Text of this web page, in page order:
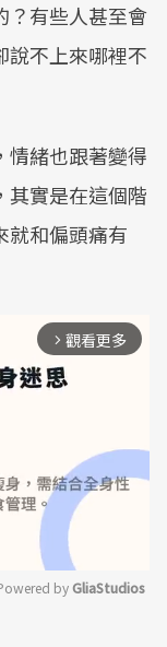
？有些人甚至會
說不上來哪裡不
情緒也跟著變得
其實是在這個階
就和偏頭痛有
arrow_forward_ios 觀看更多
by GliaStudios